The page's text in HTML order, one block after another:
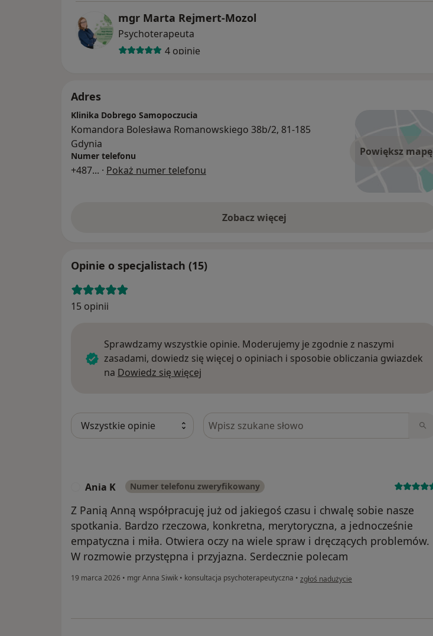
mgr Marta Rejmert-Mozol
Psychoterapeuta
4 opinie
Adres
Powiększ mapę
Klinika Dobrego Samopoczucia
Komandora Bolesława Romanowskiego 38b/2, 81-185
Gdynia
Numer telefonu
+487... · Pokaż numer telefonu
Zobacz więcej
Opinie o specjalistach (15)
15 opinii
Sprawdzamy wszystkie opinie. Moderujemy je zgodnie z naszymi
zasadami, dowiedz się więcej o opiniach i sposobie obliczania gwiazdek
na Dowiedz się więcej
Szukaj w opiniach
Ania K Numer telefonu zweryfikowany
Z Panią Anną współpracuję już od jakiegoś czasu i chwalę sobie nasze
spotkania. Bardzo rzeczowa, konkretna, merytoryczna, a jednocześnie
empatyczna i miła. Otwiera oczy na wiele spraw i dręczących problemów.
W rozmowie przystępna i przyjazna. Serdecznie polecam
19 marca 2026 • mgr Anna Siwik • konsultacja psychoterapeutyczna • w opinii użytkownika Ania K
zgłoś nadużycie